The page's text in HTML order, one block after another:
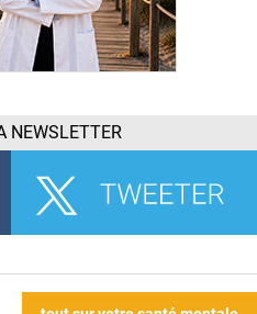
NEWSLETTER